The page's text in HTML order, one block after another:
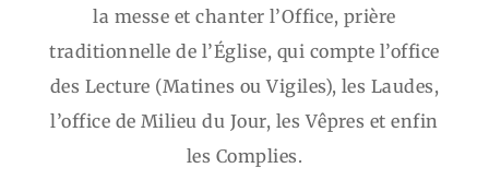
la messe et chanter l’Office, prière
traditionnelle de l’Église, qui compte l’office
des Lecture (Matines ou Vigiles), les Laudes,
l’office de Milieu du Jour, les Vêpres et enfin
les Complies.